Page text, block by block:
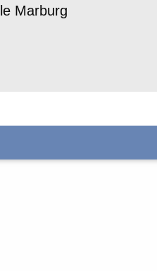
Marburg